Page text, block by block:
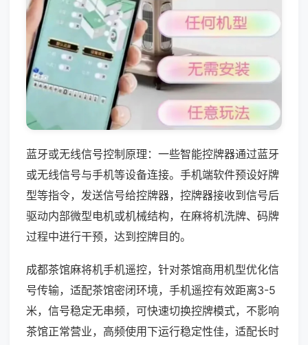
蓝牙或无线信号控制原理：一些智能控牌器通过蓝牙
或无线信号与手机等设备连接。手机端软件预设好牌
型等指令，发送信号给控牌器，控牌器接收到信号后
驱动内部微型电机或机械结构，在麻将机洗牌、码牌
过程中进行干预，达到控牌目的。
成都茶馆麻将机手机遥控，针对茶馆商用机型优化信
号传输，适配茶馆密闭环境，手机遥控有效距离3-5
米，信号稳定无串频，可快速切换控牌模式，不影响
茶馆正常营业，高频使用下运行稳定性佳，适配长时